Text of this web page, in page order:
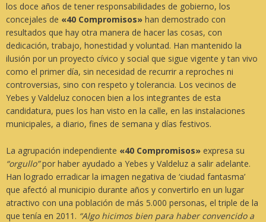
los doce años de tener responsabilidades de gobierno, los
concejales de «40 Compromisos» han demostrado con
resultados que hay otra manera de hacer las cosas, con
dedicación, trabajo, honestidad y voluntad. Han mantenido la
ilusión por un proyecto cívico y social que sigue vigente y tan vivo
como el primer día, sin necesidad de recurrir a reproches ni
controversias, sino con respeto y tolerancia. Los vecinos de
Yebes y Valdeluz conocen bien a los integrantes de esta
candidatura, pues los han visto en la calle, en las instalaciones
municipales, a diario, fines de semana y días festivos.
La agrupación independiente «40 Compromisos» expresa su
“orgullo”por haber ayudado a Yebes y Valdeluz a salir adelante.
Han logrado erradicar la imagen negativa de ‘ciudad fantasma’
que afectó al municipio durante años y convertirlo en un lugar
atractivo con una población de más 5.000 personas, el triple de la
que tenía en 2011. “Algo hicimos bien para haber convencido a